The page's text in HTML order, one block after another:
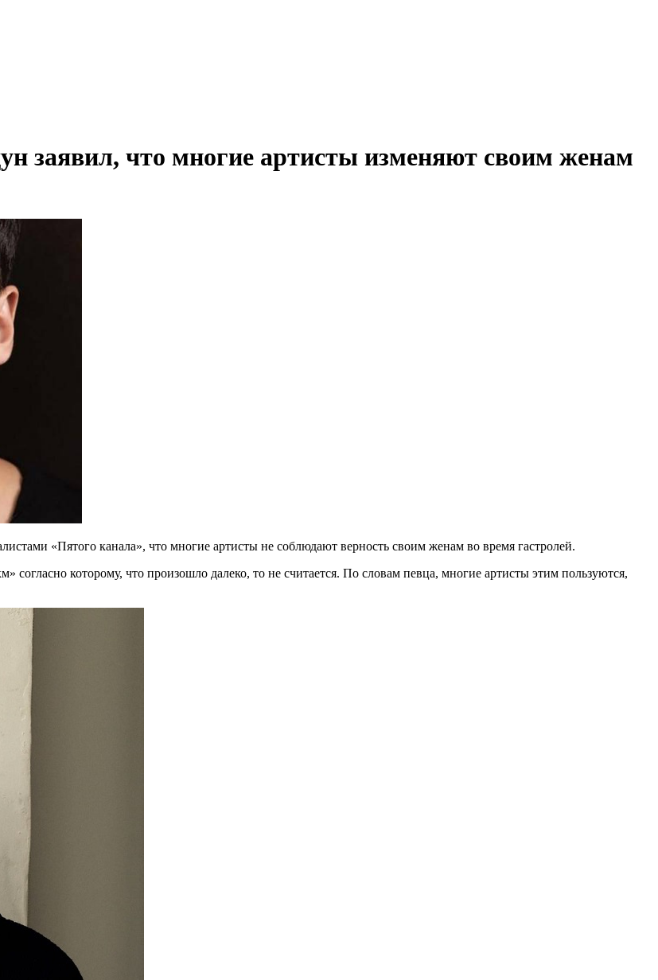
заявил, что многие артисты изменяют своим женам
«Пятого канала», что многие артисты не соблюдают верность своим женам во время гастролей.
согласно которому, что произошло далеко, то не считается. По словам певца, многие артисты этим пользуются,